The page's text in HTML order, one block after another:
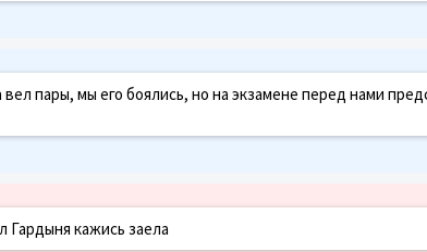
пары, мы его боялись, но на экзамене перед нами
Гардыня кажись заела